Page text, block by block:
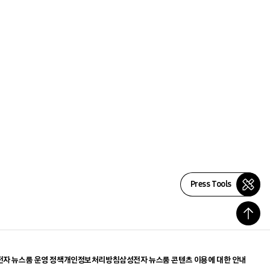
Press Tools
자 뉴스룸 운영 정책개인정보처리방침삼성전자 뉴스룸 콘텐츠 이용에 대한 안내